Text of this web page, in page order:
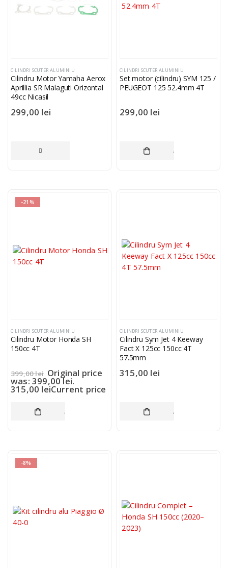
CILINDRI SCUTER ALUMINIU
Cilindru Motor Yamaha Aerox
Aprillia SR Malaguti Orizontal
49cc Nicasil
299,00 lei
CILINDRI SCUTER ALUMINIU
Set motor (cilindru) SYM 125 /
PEUGEOT 125 52.4mm 4T
299,00 lei
ADAUGĂ ÎN COȘ
-21%
CILINDRI SCUTER ALUMINIU
Cilindru Motor Honda SH
150cc 4T
399,00lei Original price
was: 399,00 lei.
315,00 leiCurrent price
is: 315,00 lei.
ADAUGĂ ÎN COȘ
CILINDRI SCUTER ALUMINIU
Cilindru Sym Jet 4 Keeway
Fact X 125cc 150cc 4T
57.5mm
315,00 lei
ADAUGĂ ÎN COȘ
-8%